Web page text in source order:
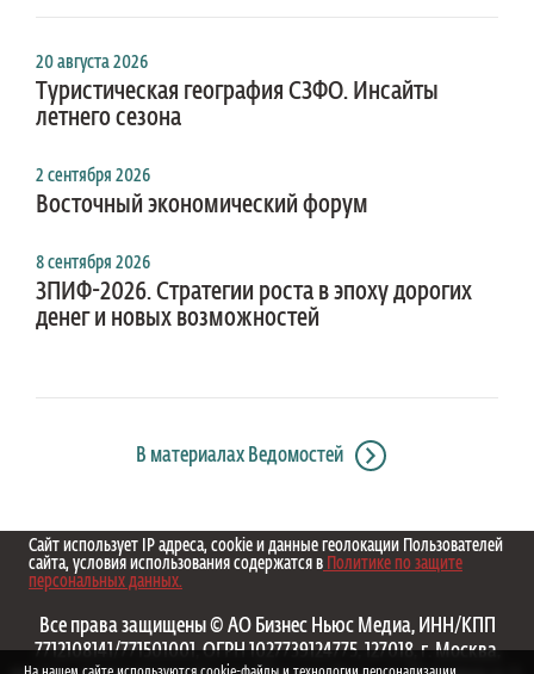
20 августа 2026
Туристическая география СЗФО. Инсайты
летнего сезона
2 сентября 2026
Восточный экономический форум
8 сентября 2026
ЗПИФ-2026. Стратегии роста в эпоху дорогих
денег и новых возможностей
В материалах Ведомостей
Сайт использует IP адреса, cookie и данные геолокации Пользователей
сайта, условия использования содержатся в Политике по защите
персональных данных.
Все права защищены © АО Бизнес Ньюс Медиа, ИНН/КПП
7712108141/771501001, ОГРН 1027739124775, 127018, г. Москва,